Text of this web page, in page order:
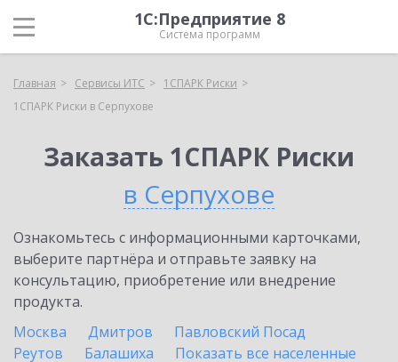
1С:Предприятие 8
Система программ
Главная Сервисы ИТС
1СПАРК Риски
1СПАРК Риски в Серпухове
Заказать 1СПАРК Риски
в Серпухове
Ознакомьтесь с информационными карточками,
выберите партнёра и отправьте заявку на
консультацию, приобретение или внедрение
продукта.
Москва
Дмитров
Павловский Посад
Реутов
Балашиха
Показать все населенные